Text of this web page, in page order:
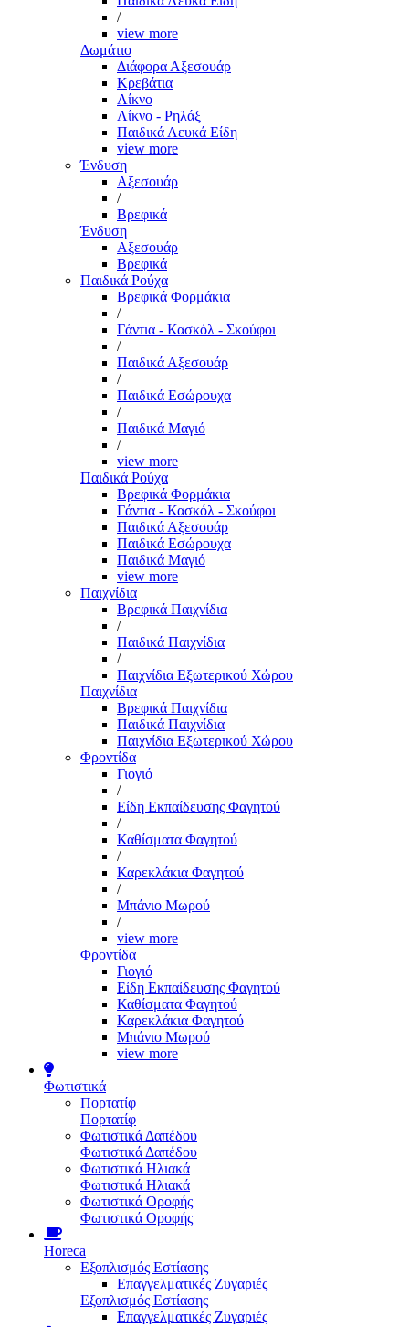
/
view more
Δωμάτιο
Διάφορα Αξεσουάρ
Κρεβάτια
Λίκνο
Λίκνο - Ρηλάξ
Παιδικά Λευκά Είδη
view more
Ένδυση
Αξεσουάρ
/
Βρεφικά
Ένδυση
Αξεσουάρ
Βρεφικά
Παιδικά Ρούχα
Βρεφικά Φορμάκια
/
Γάντια - Κασκόλ - Σκούφοι
/
Παιδικά Αξεσουάρ
/
Παιδικά Εσώρουχα
/
Παιδικά Μαγιό
/
view more
Παιδικά Ρούχα
Βρεφικά Φορμάκια
Γάντια - Κασκόλ - Σκούφοι
Παιδικά Αξεσουάρ
Παιδικά Εσώρουχα
Παιδικά Μαγιό
view more
Παιχνίδια
Βρεφικά Παιχνίδια
/
Παιδικά Παιχνίδια
/
Παιχνίδια Εξωτερικού Χώρου
Παιχνίδια
Βρεφικά Παιχνίδια
Παιδικά Παιχνίδια
Παιχνίδια Εξωτερικού Χώρου
Φροντίδα
Γιογιό
/
Είδη Εκπαίδευσης Φαγητού
/
Καθίσματα Φαγητού
/
Καρεκλάκια Φαγητού
/
Μπάνιο Μωρού
/
view more
Φροντίδα
Γιογιό
Είδη Εκπαίδευσης Φαγητού
Καθίσματα Φαγητού
Καρεκλάκια Φαγητού
Μπάνιο Μωρού
view more
Φωτιστικά
Πορτατίφ
Πορτατίφ
Φωτιστικά Δαπέδου
Φωτιστικά Δαπέδου
Φωτιστικά Ηλιακά
Φωτιστικά Ηλιακά
Φωτιστικά Οροφής
Φωτιστικά Οροφής
Horeca
Εξοπλισμός Εστίασης
Επαγγελματικές Ζυγαριές
Εξοπλισμός Εστίασης
Επαγγελματικές Ζυγαριές